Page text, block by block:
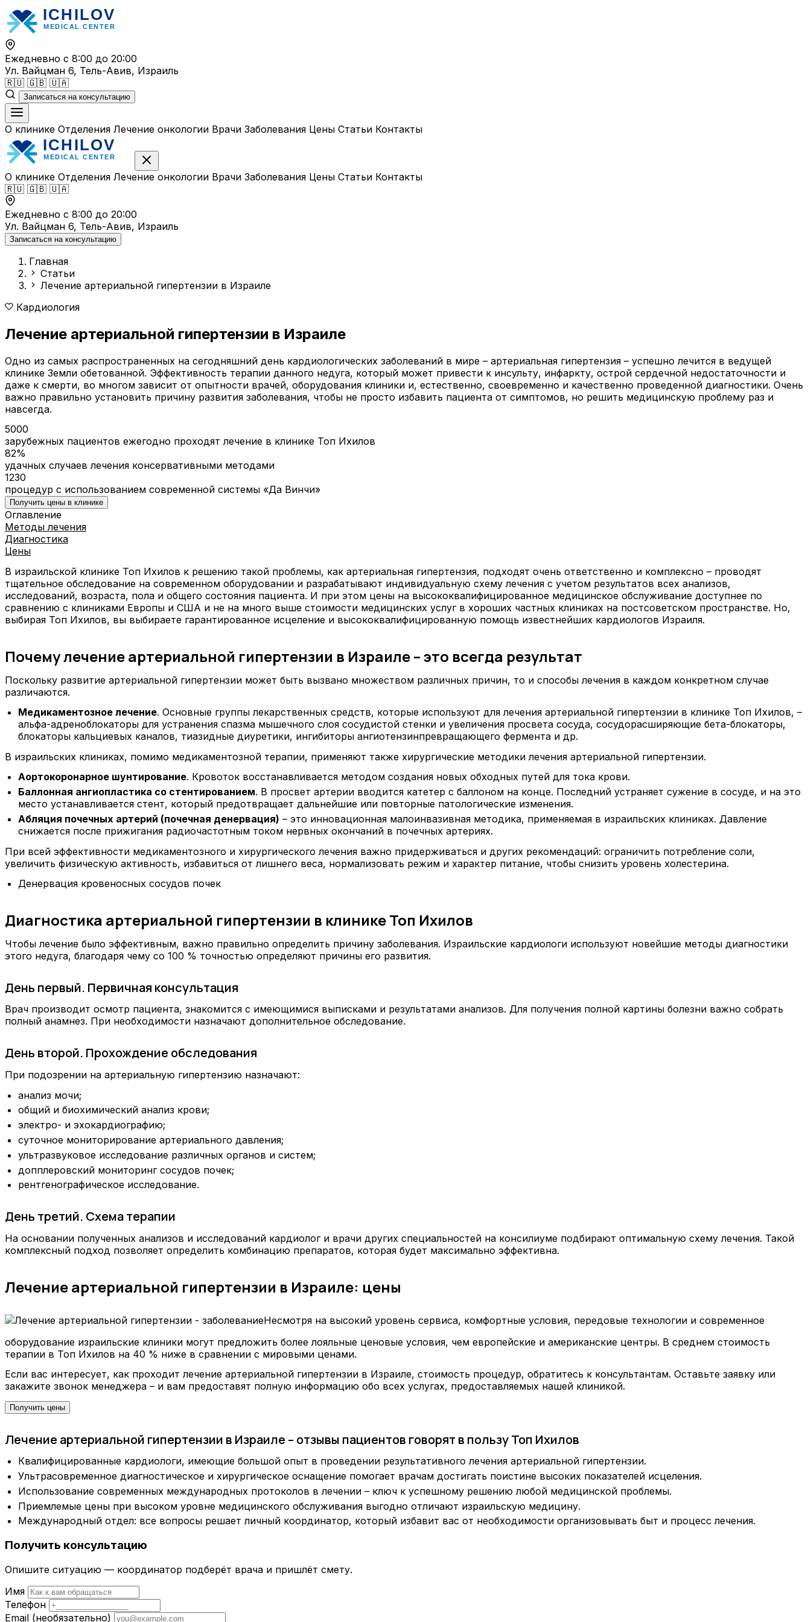
Перейти
к
содержимому
Ежедневно с 8:00 до 20:00
Ул. Вайцман 6, Тель-Авив, Израиль
🇷🇺 🇬🇧 🇺🇦
Записаться на консультацию
О клинике Отделения Лечение онкологии Врачи Заболевания Цены Статьи Контакты
О клинике Отделения Лечение онкологии Врачи Заболевания Цены Статьи Контакты
🇷🇺 🇬🇧 🇺🇦
Ежедневно с 8:00 до 20:00
Ул. Вайцман 6, Тель-Авив, Израиль
Записаться на консультацию
Главная
Статьи
Лечение артериальной гипертензии в Израиле
Кардиология
Лечение артериальной гипертензии в Израиле
Одно из самых распространенных на сегодняшний день кардиологических заболеваний в мире – артериальная гипертензия – успешно лечится в ведущей
клинике Земли обетованной. Эффективность терапии данного недуга, который может привести к инсульту, инфаркту, острой сердечной недостаточности и
даже к смерти, во многом зависит от опытности врачей, оборудования клиники и, естественно, своевременно и качественно проведенной диагностики. Очень
важно правильно установить причину развития заболевания, чтобы не просто избавить пациента от симптомов, но решить медицинскую проблему раз и
навсегда.
5000
зарубежных пациентов ежегодно проходят лечение в клинике Топ Ихилов
82%
удачных случаев лечения консервативными методами
1230
процедур с использованием современной системы «Да Винчи»
Получить цены в клинике
Оглавление
Методы лечения
Диагностика
Цены
В израильской клинике Топ Ихилов к решению такой проблемы, как артериальная гипертензия, подходят очень ответственно и комплексно – проводят
тщательное обследование на современном оборудовании и разрабатывают индивидуальную схему лечения с учетом результатов всех анализов,
исследований, возраста, пола и общего состояния пациента. И при этом цены на высококвалифицированное медицинское обслуживание доступнее по
сравнению с клиниками Европы и США и не на много выше стоимости медицинских услуг в хороших частных клиниках на постсоветском пространстве. Но,
выбирая Топ Ихилов, вы выбираете гарантированное исцеление и высококвалифицированную помощь известнейших кардиологов Израиля.
Почему лечение артериальной гипертензии в Израиле – это всегда результат
Поскольку развитие артериальной гипертензии может быть вызвано множеством различных причин, то и способы лечения в каждом конкретном случае
различаются.
Медикаментозное лечение. Основные группы лекарственных средств, которые используют для лечения артериальной гипертензии в клинике Топ Ихилов, –
альфа-адреноблокаторы для устранения спазма мышечного слоя сосудистой стенки и увеличения просвета сосуда, сосудорасширяющие бета-блокаторы,
блокаторы кальциевых каналов, тиазидные диуретики, ингибиторы ангиотензинпревращающего фермента и др.
В израильских клиниках, помимо медикаментозной терапии, применяют также хирургические методики лечения артериальной гипертензии.
Аортокоронарное шунтирование. Кровоток восстанавливается методом создания новых обходных путей для тока крови.
Баллонная ангиопластика со стентированием. В просвет артерии вводится катетер с баллоном на конце. Последний устраняет сужение в сосуде, и на это
место устанавливается стент, который предотвращает дальнейшие или повторные патологические изменения.
Абляция почечных артерий (почечная денервация) – это инновационная малоинвазивная методика, применяемая в израильских клиниках. Давление
снижается после прижигания радиочастотным током нервных окончаний в почечных артериях.
При всей эффективности медикаментозного и хирургического лечения важно придерживаться и других рекомендаций: ограничить потребление соли,
увеличить физическую активность, избавиться от лишнего веса, нормализовать режим и характер питание, чтобы снизить уровень холестерина.
Денервация кровеносных сосудов почек
Диагностика артериальной гипертензии в клинике Топ Ихилов
Чтобы лечение было эффективным, важно правильно определить причину заболевания. Израильские кардиологи используют новейшие методы диагностики
этого недуга, благодаря чему со 100 % точностью определяют причины его развития.
День первый. Первичная консультация
Врач производит осмотр пациента, знакомится с имеющимися выписками и результатами анализов. Для получения полной картины болезни важно собрать
полный анамнез. При необходимости назначают дополнительное обследование.
День второй. Прохождение обследования
При подозрении на артериальную гипертензию назначают:
анализ мочи;
общий и биохимический анализ крови;
электро- и эхокардиографию;
суточное мониторирование артериального давления;
ультразвуковое исследование различных органов и систем;
допплеровский мониторинг сосудов почек;
рентгенографическое исследование.
День третий. Схема терапии
На основании полученных анализов и исследований кардиолог и врачи других специальностей на консилиуме подбирают оптимальную схему лечения. Такой
комплексный подход позволяет определить комбинацию препаратов, которая будет максимально эффективна.
Лечение артериальной гипертензии в Израиле: цены
Несмотря на высокий уровень сервиса, комфортные условия, передовые технологии и современное
оборудование израильские клиники могут предложить более лояльные ценовые условия, чем европейские и американские центры. В среднем стоимость
терапии в Топ Ихилов на 40 % ниже в сравнении с мировыми ценами.
Если вас интересует, как проходит лечение артериальной гипертензии в Израиле, стоимость процедур, обратитесь к консультантам. Оставьте заявку или
закажите звонок менеджера – и вам предоставят полную информацию обо всех услугах, предоставляемых нашей клиникой.
Получить цены
Лечение артериальной гипертензии в Израиле – отзывы пациентов говорят в пользу Топ Ихилов
Квалифицированные кардиологи, имеющие большой опыт в проведении результативного лечения артериальной гипертензии.
Ультрасовременное диагностическое и хирургическое оснащение помогает врачам достигать поистине высоких показателей исцеления.
Использование современных международных протоколов в лечении – ключ к успешному решению любой медицинской проблемы.
Приемлемые цены при высоком уровне медицинского обслуживания выгодно отличают израильскую медицину.
Международный отдел: все вопросы решает личный координатор, который избавит вас от необходимости организовывать быт и процесс лечения.
Получить консультацию
Опишите ситуацию — координатор подберёт врача и пришлёт смету.
Имя
Телефон
Email (необязательно)